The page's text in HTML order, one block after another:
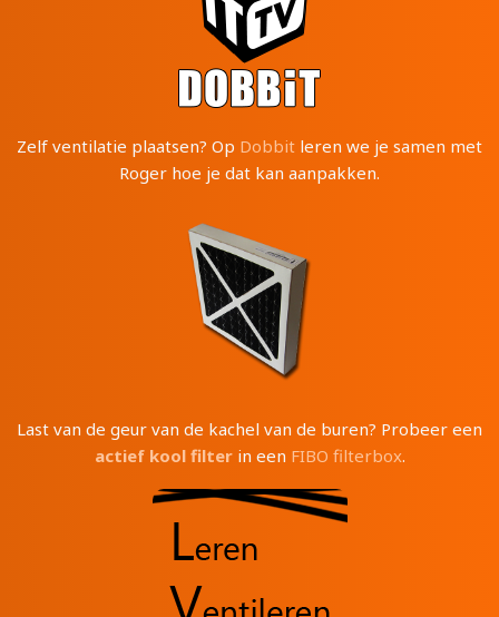
Zelf ventilatie plaatsen? Op Dobbit leren we je samen met
Roger hoe je dat kan aanpakken.
Last van de geur van de kachel van de buren? Probeer een
actief kool filterin een FIBO filterbox.